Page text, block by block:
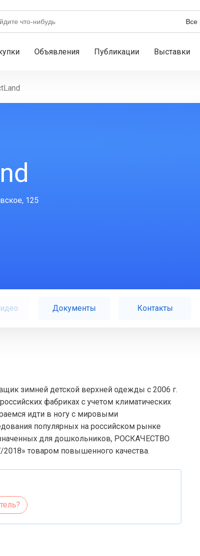
Объявления Публикации Выставки
125
Документы Контакты
зимней детской верхней одежды с 2006 г.
фабриках с учетом климатических
идти в ногу с мировыми
популярных на российском рынке
для дошкольников, РОСКАЧЕСТВО
товаром повышенного качества.